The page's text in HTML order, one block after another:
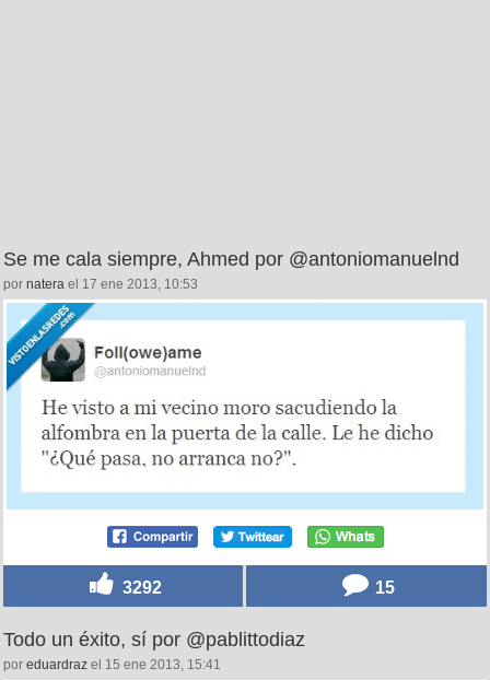
Se me cala siempre, Ahmed por @antoniomanuelnd
por natera el 17 ene 2013, 10:53
3292 15
Todo un éxito, sí por @pablittodiaz
por eduardraz el 15 ene 2013, 15:41